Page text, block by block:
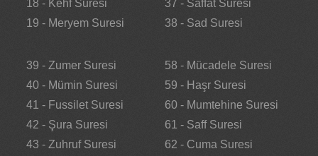
18 - Kehf Suresi
19 - Meryem Suresi
37 - Saffat Suresi
38 - Sad Suresi
39 - Zumer Suresi
40 - Mümin Suresi
41 - Fussilet Suresi
42 - Şura Suresi
43 - Zuhruf Suresi
58 - Mücadele Suresi
59 - Haşr Suresi
60 - Mumtehine Suresi
61 - Saff Suresi
62 - Cuma Suresi